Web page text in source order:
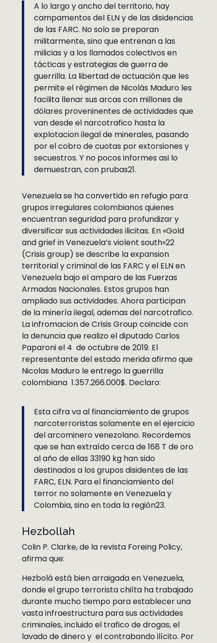
A lo largo y ancho del territorio, hay
campamentos del ELN y de las disidencias
de las FARC. No solo se preparan
militarmente, sino que entrenan a las
milicias y a los llamados colectivos en
tácticas y estrategias de guerra de
guerrilla. La libertad de actuación que les
permite el régimen de Nicolás Maduro les
facilita llenar sus arcas con millones de
dólares proveninentes de actividades que
van desde el narcotrafico hasta la
explotacion ilegal de minerales, pasando
por el cobro de cuotas por extorsiones y
secuestros. Y no pocos informes asi lo
demuestran, con prubas21.
Venezuela se ha convertido en refugio para
grupos irregulares colombianos quienes
encuentran seguridad para profundizar y
diversificar sus actividades ilicitas. En «Gold
and grief in Venezuela’s violent south»22
(Crisis group) se describe la expansion
territorial y criminal de las FARC y el ELN en
Venezuela bajo el amparo de las Fuerzas
Armadas Nacionales. Estos grupos han
ampliado sus actividades. Ahora participan
de la minería ilegal, ademas del narcotrafico.
La infromacion de Crisis Group coincide con
la denuncia que realizo el diputado Carlos
Paparoni el 4 de octubre de 2019. El
representante del estado merida afirmo que
Nicolas Maduro le entrego la guerrilla
colombiana 1.357.266.000$. Declaro:
Esta cifra va al financiamiento de grupos
narcoterroristas solamente en el ejercicio
del arcominero venezolano. Recordemos
que se han extraído cerca de 168 T de oro
al año de ellas 33190 kg han sido
destinados a los grupos disidentes de las
FARC, ELN. Para el financiamiento del
terror no solamente en Venezuela y
Colombia, sino en toda la región23.
Hezbollah
Colin P. Clarke, de la revista Foreing Policy,
afirma que:
Hezbolá está bien arraigada en Venezuela,
donde el grupo terrorista chiíta ha trabajado
durante mucho tiempo para establecer una
vasta infraestructura para sus actividades
criminales, incluido el trafico de drogas, el
lavado de dinero y el contrabando ilícito. Por